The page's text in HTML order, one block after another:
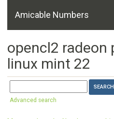
Amicable Numbers
opencl2 radeon
linux mint 22
Advanced search